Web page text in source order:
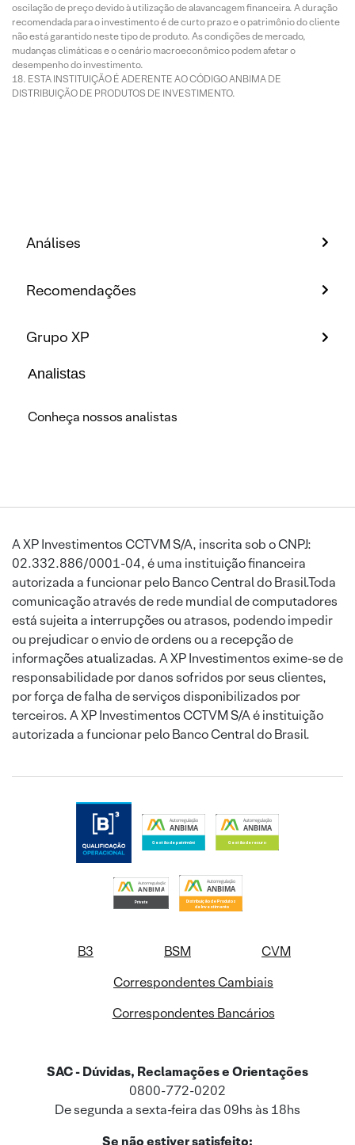
oscilação de preço devido à utilização de alavancagem financeira. A duração
recomendada para o investimento é de curto prazo e o patrimônio do cliente
não está garantido neste tipo de produto. As condições de mercado,
mudanças climáticas e o cenário macroeconômico podem afetar o
desempenho do investimento.
ESTA INSTITUIÇÃO É ADERENTE AO CÓDIGO ANBIMA DE
DISTRIBUIÇÃO DE PRODUTOS DE INVESTIMENTO.
Análises
Recomendações
Grupo XP
Analistas
Conheça nossos analistas
A XP Investimentos CCTVM S/A, inscrita sob o CNPJ:
02.332.886/0001-04, é uma instituição financeira
autorizada a funcionar pelo Banco Central do Brasil.Toda
comunicação através de rede mundial de computadores
está sujeita a interrupções ou atrasos, podendo impedir
ou prejudicar o envio de ordens ou a recepção de
informações atualizadas. A XP Investimentos exime-se de
responsabilidade por danos sofridos por seus clientes,
por força de falha de serviços disponibilizados por
terceiros. A XP Investimentos CCTVM S/A é instituição
autorizada a funcionar pelo Banco Central do Brasil.
B3 BSM
CVM
Correspondentes Cambiais
Correspondentes Bancários
SAC - Dúvidas, Reclamações e Orientações
0800-772-0202
De segunda a sexta-feira das 09hs às 18hs
Se não estiver satisfeito: